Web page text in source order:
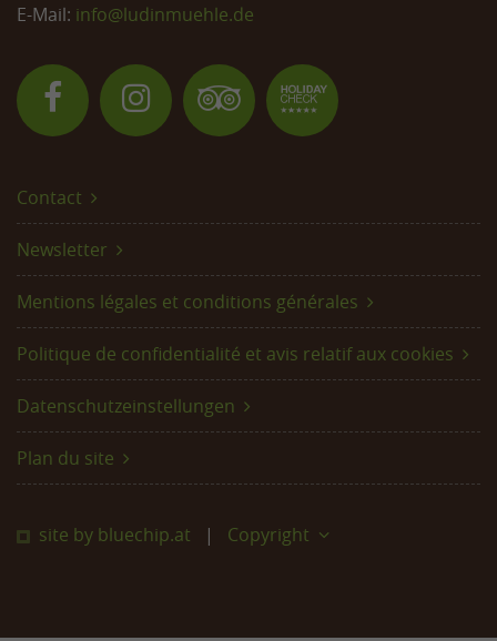
E-Mail: info@ludinmuehle.de
Contact
Newsletter
Mentions légales et conditions générales
Politique de confidentialité et avis relatif aux cookies
Datenschutzeinstellungen
Plan du site
site by bluechip.at Copyright